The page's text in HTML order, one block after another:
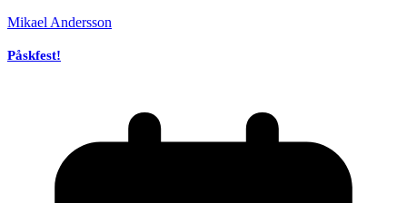
Mikael Andersson
Påskfest!